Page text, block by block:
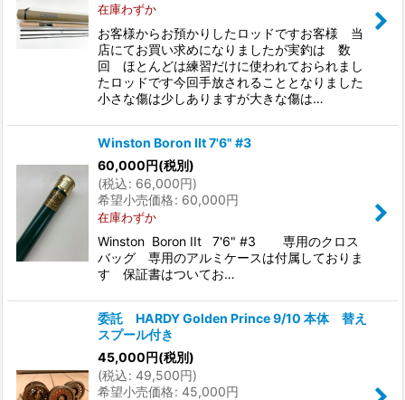
在庫わずか
お客様からお預かりしたロッドですお客様 当
店にてお買い求めになりましたが実釣は 数
回 ほとんどは練習だけに使われておられまし
たロッドです今回手放されることとなりました
小さな傷は少しありますが大きな傷は…
Winston Boron IIt 7'6" #3
60,000円(税別)
(税込: 66,000円)
希望小売価格: 60,000円
在庫わずか
Winston Boron IIt 7'6" #3 専用のクロス
バッグ 専用のアルミケースは付属しておりま
す 保証書はついてお…
委託 HARDY Golden Prince 9/10 本体 替え
スプール付き
45,000円(税別)
(税込: 49,500円)
希望小売価格: 45,000円